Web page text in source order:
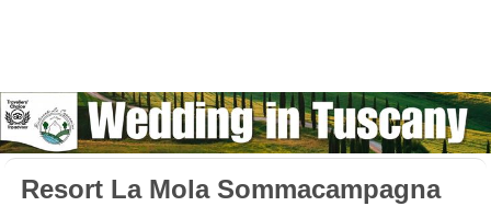
Resort La Mola Sommacampagna